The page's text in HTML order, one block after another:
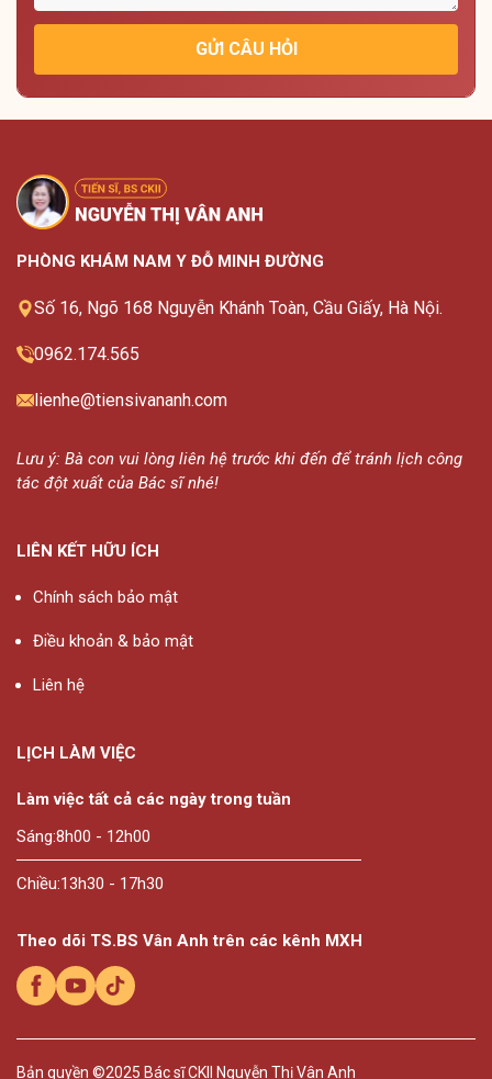
GỬI CÂU HỎI
PHÒNG KHÁM NAM Y ĐỖ MINH ĐƯỜNG
Số 16, Ngõ 168 Nguyễn Khánh Toàn, Cầu Giấy, Hà Nội.
0962.174.565
lienhe@tiensivananh.com
Lưu ý: Bà con vui lòng liên hệ trước khi đến để tránh lịch công
tác đột xuất của Bác sĩ nhé!
LIÊN KẾT HỮU ÍCH
Chính sách bảo mật
Điều khoản & bảo mật
Liên hệ
LỊCH LÀM VIỆC
Làm việc tất cả các ngày trong tuần
Sáng:8h00 - 12h00
Chiều:13h30 - 17h30
Theo dõi TS.BS Vân Anh trên các kênh MXH
Bản quyền ©2025 Bác sĩ CKII Nguyễn Thị Vân Anh